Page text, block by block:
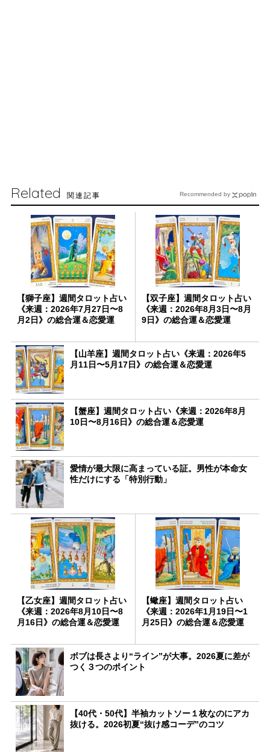
Related 関連記事
【獅子座】週間タロット占い
《来週：2026年7月27日〜8
月2日》の総合運＆恋愛運
【双子座】週間タロット占い
《来週：2026年8月3日〜8月
9日》の総合運＆恋愛運
【山羊座】週間タロット占い《来週：2026年5
月11日〜5月17日》の総合運＆恋愛運
【蟹座】週間タロット占い《来週：2026年8月
10日〜8月16日》の総合運＆恋愛運
愛情が最大限に高まっている証。男性が本命女
性だけにする「特別行動」
【乙女座】週間タロット占い
《来週：2026年8月10日〜8
月16日》の総合運＆恋愛運
【蠍座】週間タロット占い
《来週：2026年1月19日〜1
月25日》の総合運＆恋愛運
ボブは長さより“ライン”が大事。2026夏に差が
つく３つのポイント
【40代・50代】半袖カットソー１枚なのにアカ
抜ける。2026初夏“抜け感コーデ”のコツ
Recommended by